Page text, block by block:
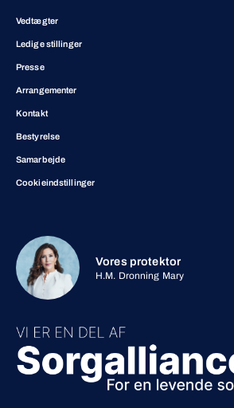
Vedtægter
Ledige stillinger
Presse
Arrangementer
Kontakt
Bestyrelse
Samarbejde
Cookieindstillinger
Vores protektor
H.M. Dronning Mary